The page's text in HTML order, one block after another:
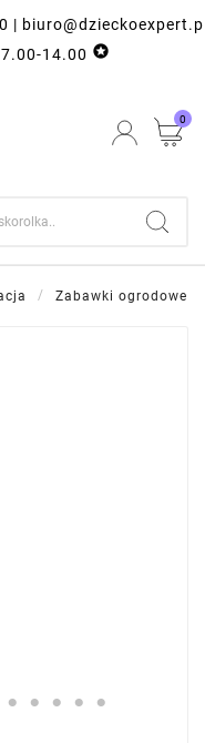
|
14.00 
0
Zabawki ogrodowe